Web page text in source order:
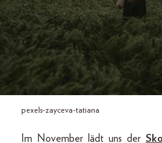
pexels-zayceva-tatiana
Im November lädt uns der